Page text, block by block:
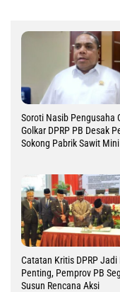
Soroti Nasib Pengusaha
Golkar DPRP PB Desak
Sokong Pabrik Sawit
Catatan Kritis DPRP Jadi
Penting, Pemprov PB
Susun Rencana Aksi